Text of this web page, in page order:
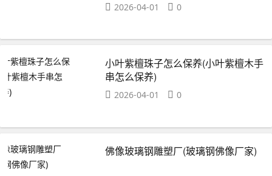
2026-04-01 0
小叶紫檀珠子怎么保养(小叶紫檀木手
串怎么保养)
2026-04-01 0
佛像玻璃钢雕塑厂(玻璃钢佛像厂家)